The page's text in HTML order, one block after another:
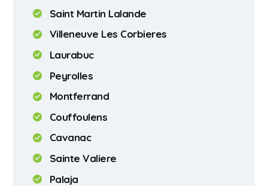
Saint Martin Lalande
Villeneuve Les Corbieres
Laurabuc
Peyrolles
Montferrand
Couffoulens
Cavanac
Sainte Valiere
Palaja